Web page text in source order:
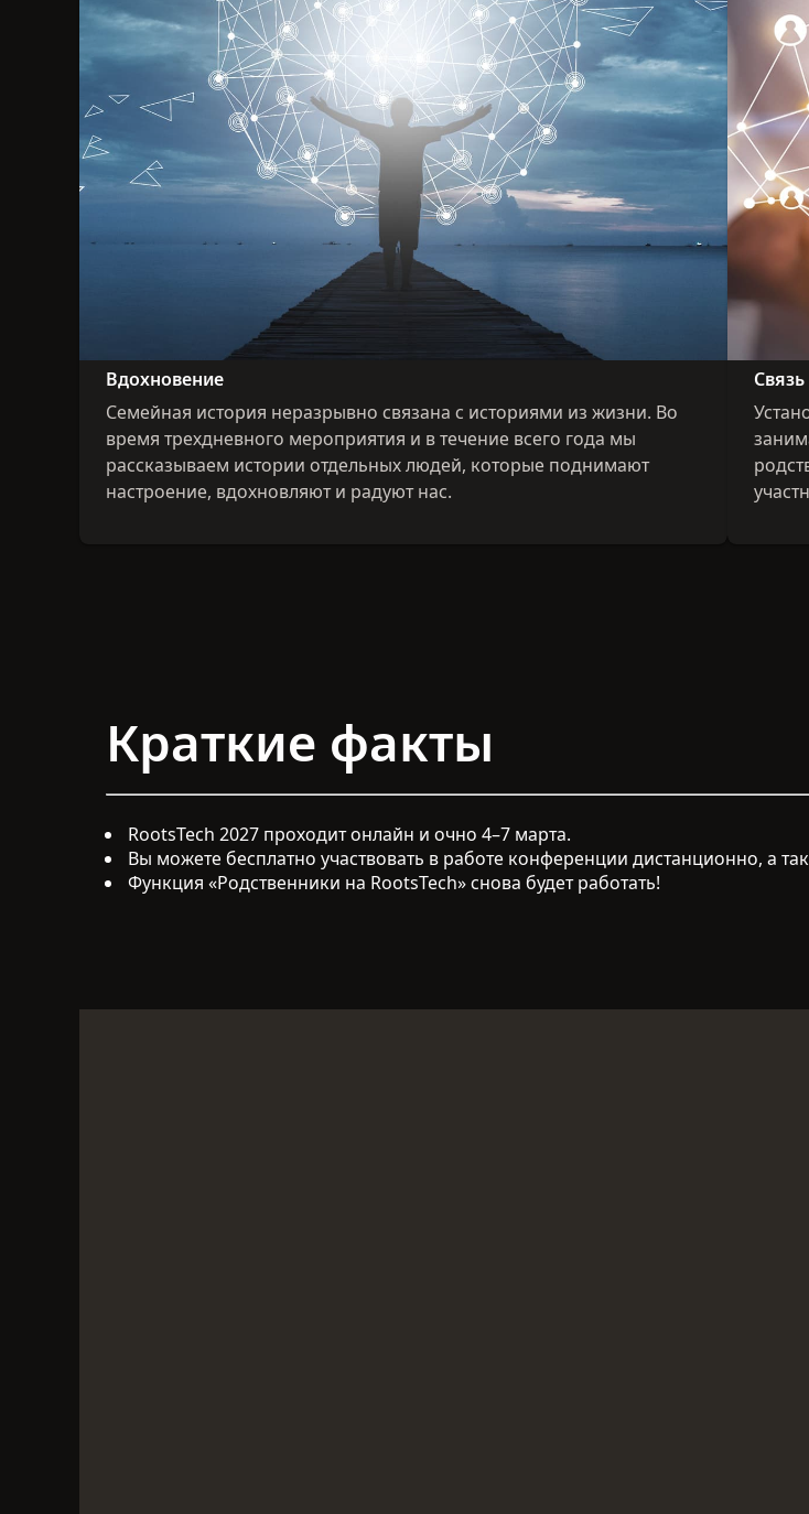
Вдохновение
Семейная история неразрывно связана с историями из жизни. Во
время трехдневного мероприятия и в течение всего года мы
рассказываем истории отдельных людей, которые поднимают
настроение, вдохновляют и радуют нас.
Связь
Краткие факты
RootsTech 2027 проходит онлайн и очно 4–7 марта.
Вы можете бесплатно участвовать в работе конференции дистанционно, а
Функция «Родственники на RootsTech» снова будет работать!